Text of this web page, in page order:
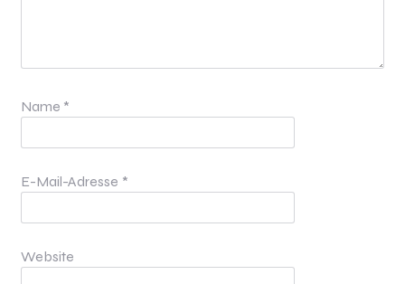
Name *
E-Mail-Adresse *
Website